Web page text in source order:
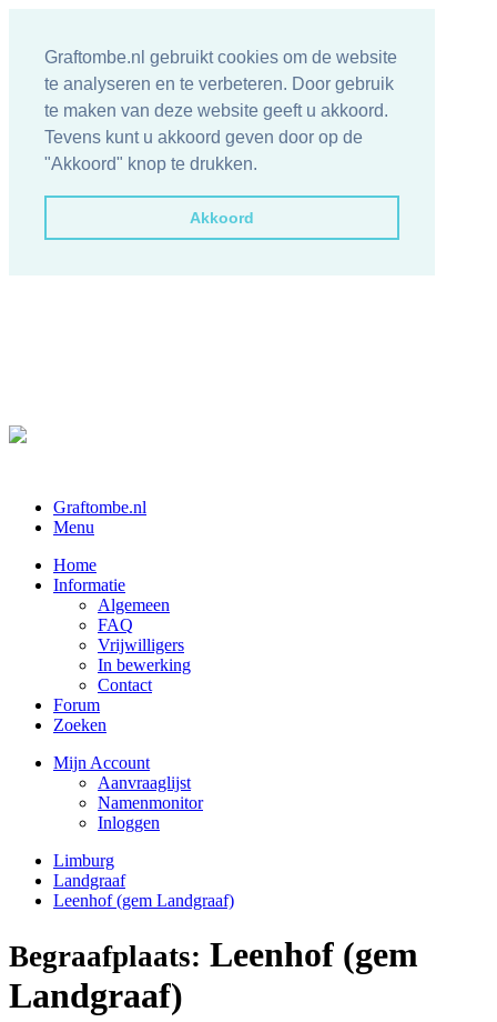
Graftombe.nl gebruikt cookies om de website
te analyseren en te verbeteren. Door gebruik
te maken van deze website geeft u akkoord.
Tevens kunt u akkoord geven door op de
"Akkoord" knop te drukken.
Akkoord
Graftombe.nl
Menu
Home
Informatie
Algemeen
FAQ
Vrijwilligers
In bewerking
Contact
Forum
Zoeken
Mijn Account
Aanvraaglijst
Namenmonitor
Inloggen
Limburg
Landgraaf
Leenhof (gem Landgraaf)
Begraafplaats: Leenhof (gem
Landgraaf)